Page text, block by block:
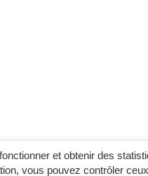
et obtenir des
vous pouvez contrôler